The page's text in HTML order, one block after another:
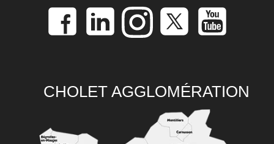
CHOLET AGGLOMÉRATION